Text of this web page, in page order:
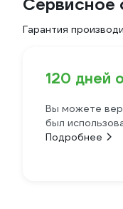
Сервисное
Гарантия
120 дней
Вы можете
был
Подробнее